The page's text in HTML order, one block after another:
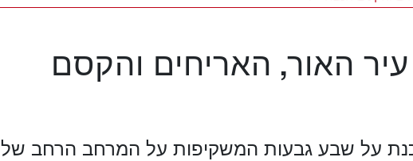
עיר האור, האריחים והקסם
על שבע גבעות המשקיפות על המרחב הרחב של